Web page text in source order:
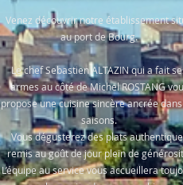
Venez découvrir notre établissement
au port de Bourg.
Le chef Sebastien ALTAZIN qui a fait
armes au côté de Michel ROSTANG
propose une cuisine sincère ancrée
saisons.
Vous dégusterez des plats
remis au goût de jour plein de
L’équipe au service vous accueillera